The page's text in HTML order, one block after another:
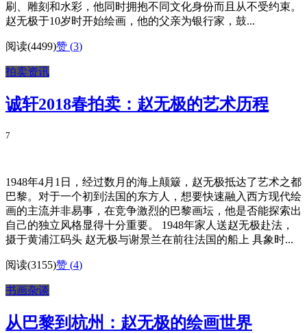
刷、雕刻和水彩，他同时拥抱不同文化身份而且从不受约束。
赵无极于10岁时开始绘画，他的父亲为银行家，鼓...
阅读(4499)赞 (3)
拍卖资讯
诚轩2018春拍卖：赵无极的艺术历程
7
1948年4月1日，经过数月的海上颠簸，赵无极抵达了艺术之都
巴黎。对于一个初到法国的东方人，想要快速融入西方现代绘
画的主流并非易事，在竞争激烈的巴黎画坛，他是否能探索出
自己的独立风格显得十分重要。 1948年家人送赵无极赴法，
摄于黄浦江码头 赵无极与谢景兰在前往法国的船上 具象时...
阅读(3155)赞 (4)
书画杂谈
从巴黎到杭州：赵无极的绘画世界